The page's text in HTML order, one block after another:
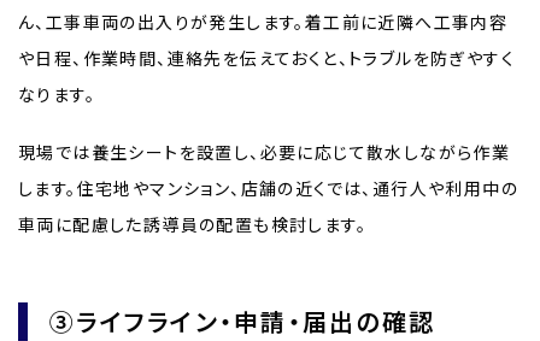
ん、工事車両の出入りが発生します。着工前に近隣へ工事内容
や日程、作業時間、連絡先を伝えておくと、トラブルを防ぎやすく
なります。
現場では養生シートを設置し、必要に応じて散水しながら作業
します。住宅地やマンション、店舗の近くでは、通行人や利用中の
車両に配慮した誘導員の配置も検討します。
③ライフライン・申請・届出の確認